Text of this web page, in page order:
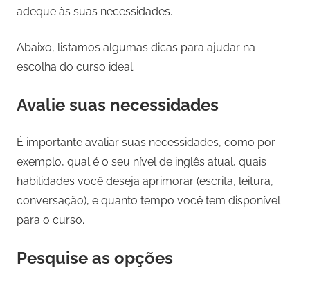
adeque às suas necessidades.
Abaixo, listamos algumas dicas para ajudar na
escolha do curso ideal:
Avalie suas necessidades
É importante avaliar suas necessidades, como por
exemplo, qual é o seu nível de inglês atual, quais
habilidades você deseja aprimorar (escrita, leitura,
conversação), e quanto tempo você tem disponível
para o curso.
Pesquise as opções